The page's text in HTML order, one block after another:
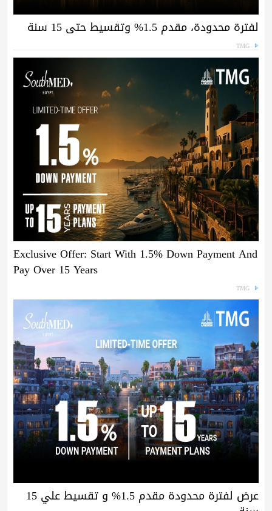
لفترة محدودة، مقدم 1.5% وتقسيط حتى 15 سنة
TMG
Exclusive Offer: Start With 1.5% Down Payment And
Pay Over 15 Years
TMG
عرض لفترة محدودة مقدم 1.5% و تقسيط علي 15